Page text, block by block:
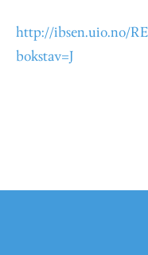
http://ibsen.uio.no/
bokstav=J